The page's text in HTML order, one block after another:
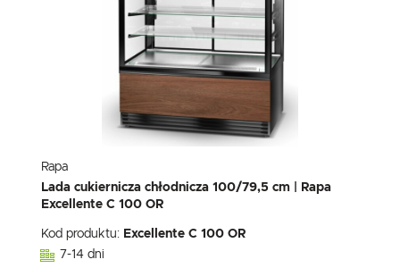
Rapa
Lada cukiernicza chłodnicza 100/79,5 cm | Rapa
Excellente C 100 OR
Kod produktu: Excellente C 100 OR
7-14 dni